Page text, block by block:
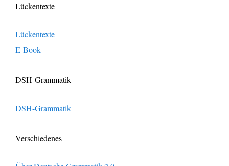
Lückentexte
Lückentexte
E-Book
DSH-Grammatik
DSH-Grammatik
Verschiedenes